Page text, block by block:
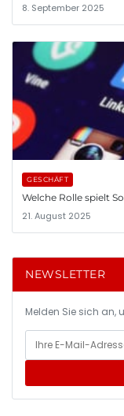
8. September 2025
GESCHÄFT
Welche Rolle spielt
21. August 2025
NEWSLETTER
Melden Sie sich an,